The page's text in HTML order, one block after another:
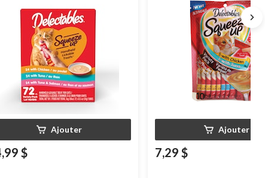
Ajouter
$
Ajouter
7,29 $